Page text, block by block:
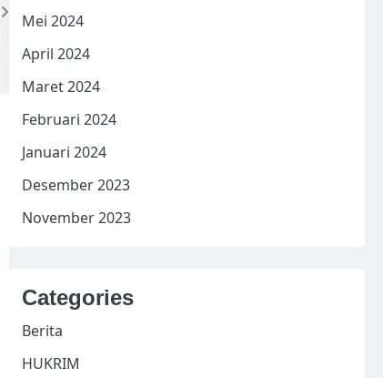
Mei 2024
April 2024
Maret 2024
Februari 2024
Januari 2024
Desember 2023
November 2023
Categories
Berita
HUKRIM